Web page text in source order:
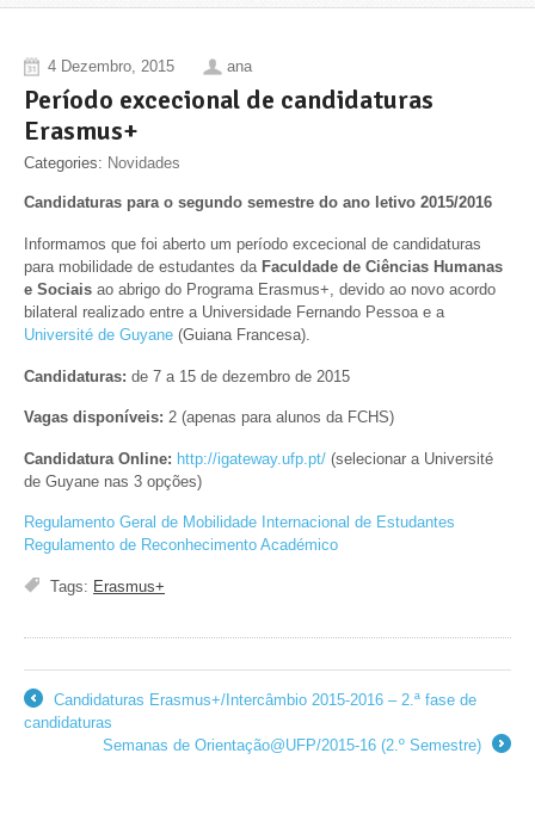
4 Dezembro, 2015 ana
Período excecional de candidaturas
Erasmus+
Categories: Novidades
Candidaturas para o segundo semestre do ano letivo 2015/2016
Informamos que foi aberto um período excecional de candidaturas
para mobilidade de estudantes da Faculdade de Ciências Humanas
e Sociais ao abrigo do Programa Erasmus+, devido ao novo acordo
bilateral realizado entre a Universidade Fernando Pessoa e a
Université de Guyane (Guiana Francesa).
Candidaturas: de 7 a 15 de dezembro de 2015
Vagas disponíveis: 2 (apenas para alunos da FCHS)
Candidatura Online: http://igateway.ufp.pt/ (selecionar a Université
de Guyane nas 3 opções)
Regulamento Geral de Mobilidade Internacional de Estudantes
Regulamento de Reconhecimento Académico
Tags: Erasmus+
←
Candidaturas Erasmus+/Intercâmbio 2015-2016 – 2.ª fase de
candidaturas
Semanas de Orientação@UFP/2015-16 (2.º Semestre)